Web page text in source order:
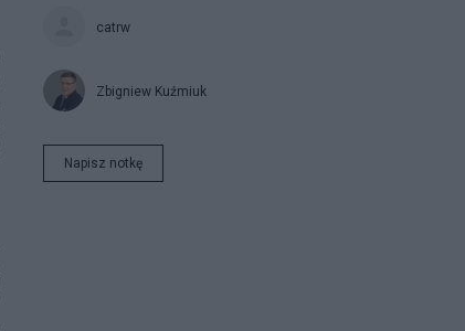
catrw
Zbigniew Kuźmiuk
Napisz notkę